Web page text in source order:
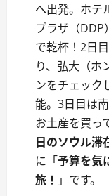
へ出発。ホテ
プラザ（DDP
で乾杯！2日
り、弘大（ホ
ンをチェック
能。3日目は
お土産を買っ
日のソウル滞
に「予算を気
旅！ 」です。